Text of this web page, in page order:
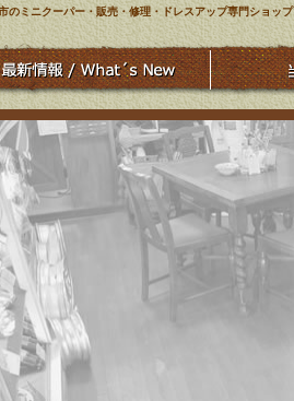
のミニクーパー・販売・修理・ドレスアップ専門ショップ